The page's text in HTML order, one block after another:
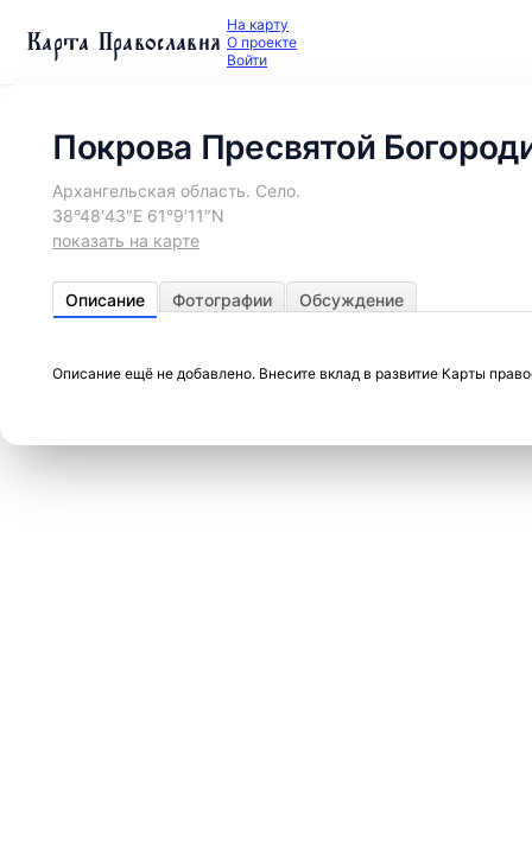
Карта Православия На карту
О проекте
Войти
Покрова Пресвятой
Архангельская область. Село.
38°48′43″E 61°9′11″N
показать на карте
Описание Фотографии Обсуждение
Описание ещё не добавлено. Внесите вклад в развитие Карты